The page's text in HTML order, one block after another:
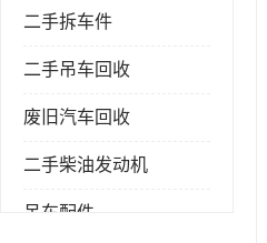
二手拆车件
二手吊车回收
废旧汽车回收
二手柴油发动机
吊车配件